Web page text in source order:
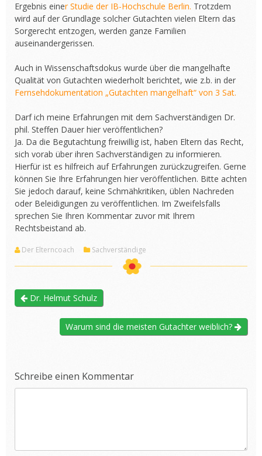
Ergebnis einer Studie der IB-Hochschule Berlin. Trotzdem
wird auf der Grundlage solcher Gutachten vielen Eltern das
Sorgerecht entzogen, werden ganze Familien
auseinandergerissen.
Auch in Wissenschaftsdokus wurde über die mangelhafte
Qualität von Gutachten wiederholt berichtet, wie z.b. in der
Fernsehdokumentation „Gutachten mangelhaft“ von 3 Sat.
Darf ich meine Erfahrungen mit dem Sachverständigen Dr.
phil. Steffen Dauer hier veröffentlichen?
Ja. Da die Begutachtung freiwillig ist, haben Eltern das Recht,
sich vorab über ihren Sachverständigen zu informieren.
Hierfür ist es hilfreich auf Erfahrungen zurückzugreifen. Gerne
können Sie Ihre Erfahrungen hier veröffentlichen. Bitte achten
Sie jedoch darauf, keine Schmähkritiken, üblen Nachreden
oder Beleidigungen zu veröffentlichen. Im Zweifelsfalls
sprechen Sie Ihren Kommentar zuvor mit Ihrem
Rechtsbeistand ab.
Der Elterncoach Sachverständige
Dr. Helmut Schulz
Warum sind die meisten Gutachter weiblich?
Schreibe einen Kommentar